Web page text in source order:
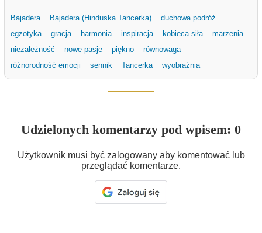
Bajadera Bajadera (Hinduska Tancerka)
duchowa podróż
egzotyka
gracja harmonia inspiracja kobieca siła
marzenia
niezależność
nowe pasje piękno
równowaga
różnorodność emocji
sennik Tancerka wyobraźnia
Udzielonych komentarzy pod wpisem: 0
Użytkownik musi być zalogowany aby komentować lub
przeglądać komentarze.